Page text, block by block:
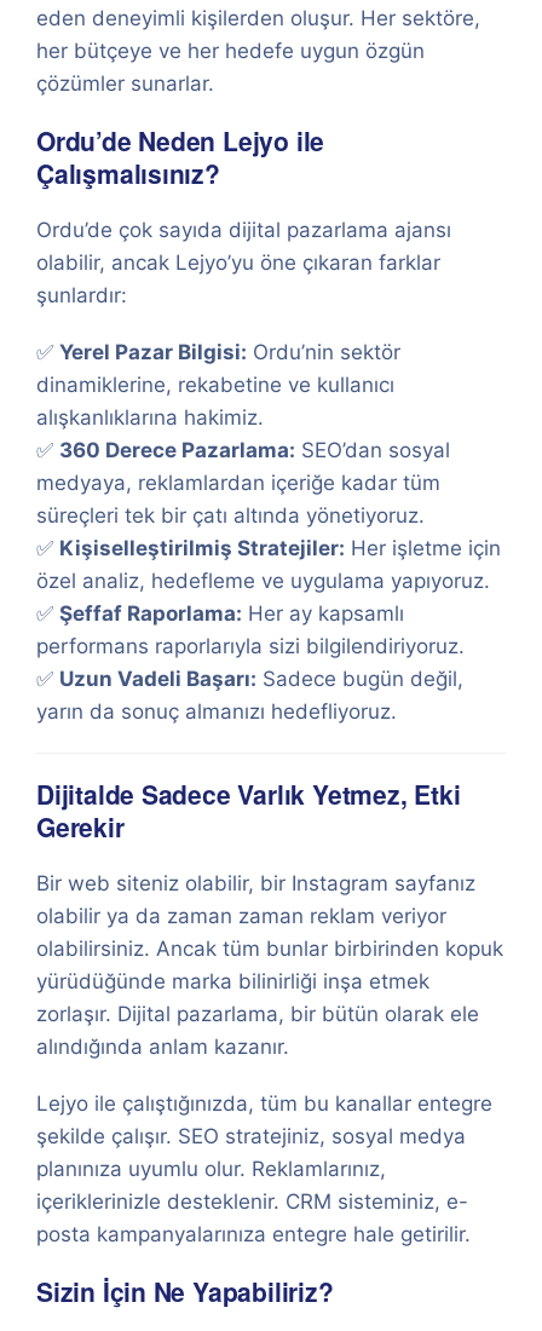
eden deneyimli kişilerden oluşur. Her sektöre,
her bütçeye ve her hedefe uygun özgün
çözümler sunarlar.
Ordu’de Neden Lejyo ile
Çalışmalısınız?
Ordu’de çok sayıda dijital pazarlama ajansı
olabilir, ancak Lejyo’yu öne çıkaran farklar
şunlardır:
✅ Yerel Pazar Bilgisi: Ordu’nin sektör
dinamiklerine, rekabetine ve kullanıcı
alışkanlıklarına hakimiz.
✅ 360 Derece Pazarlama: SEO’dan sosyal
medyaya, reklamlardan içeriğe kadar tüm
süreçleri tek bir çatı altında yönetiyoruz.
✅ Kişiselleştirilmiş Stratejiler: Her işletme için
özel analiz, hedefleme ve uygulama yapıyoruz.
✅ Şeffaf Raporlama: Her ay kapsamlı
performans raporlarıyla sizi bilgilendiriyoruz.
✅ Uzun Vadeli Başarı: Sadece bugün değil,
yarın da sonuç almanızı hedefliyoruz.
Dijitalde Sadece Varlık Yetmez, Etki
Gerekir
Bir web siteniz olabilir, bir Instagram sayfanız
olabilir ya da zaman zaman reklam veriyor
olabilirsiniz. Ancak tüm bunlar birbirinden kopuk
yürüdüğünde marka bilinirliği inşa etmek
zorlaşır. Dijital pazarlama, bir bütün olarak ele
alındığında anlam kazanır.
Lejyo ile çalıştığınızda, tüm bu kanallar entegre
şekilde çalışır. SEO stratejiniz, sosyal medya
planınıza uyumlu olur. Reklamlarınız,
içeriklerinizle desteklenir. CRM sisteminiz, e-
posta kampanyalarınıza entegre hale getirilir.
Sizin İçin Ne Yapabiliriz?